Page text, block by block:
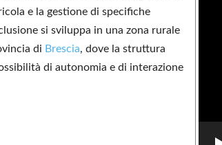
e la gestione di specifiche
si sviluppa in una zona rurale
di Brescia, dove la struttura
di autonomia e di interazione